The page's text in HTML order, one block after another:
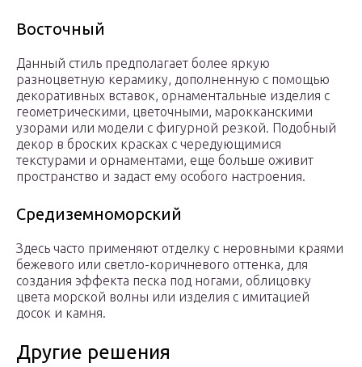
Восточный
Данный стиль предполагает более яркую
разноцветную керамику, дополненную с помощью
декоративных вставок, орнаментальные изделия с
геометрическими, цветочными, марокканскими
узорами или модели с фигурной резкой. Подобный
декор в броских красках с чередующимися
текстурами и орнаментами, еще больше оживит
пространство и задаст ему особого настроения.
Средиземноморский
Здесь часто применяют отделку с неровными краями
бежевого или светло-коричневого оттенка, для
создания эффекта песка под ногами, облицовку
цвета морской волны или изделия с имитацией
досок и камня.
Другие решения